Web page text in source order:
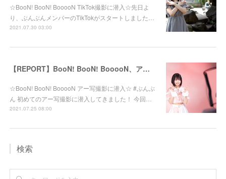
☆BooN! BooN! BooooN TikTok撮影に潜入☆先日よ
り、ぶんぶんメンバーのTikTokがスタートしました…
2021.07.30 03:00
【REPORT】BooN! BooN! BooooN、アー写撮影に潜入！
☆BooN! BooN! BooooN アー写撮影に潜入☆ #ぶんぶ
ん 初めてのアー写撮影に潜入してきました！ 今回…
2021.07.25 08:00
検索